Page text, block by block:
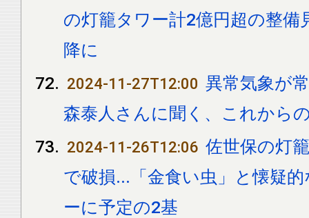
の灯籠タワー計2億円超の整備
降に
2024-11-27T12:00 異常気象が
森泰人さんに聞く、これから
2024-11-26T12:06 佐世保の灯
で破損...「金食い虫」と懐疑
ーに予定の2基